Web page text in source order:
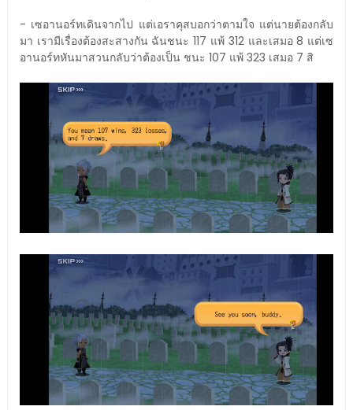
- เซอานอร์ทเดินจากไป แต่เอราคุสบอกว่าตามใจ แต่นายต้องกลับ
มา เรามีเรื่องต้องสะสางกัน ฉันชนะ 117 แพ้ 312 และเสมอ 8 แต่เซ
อานอร์ทหันมาสวนกลับว่าต้องเป็น ชนะ 107 แพ้ 323 เสมอ 7 สิ